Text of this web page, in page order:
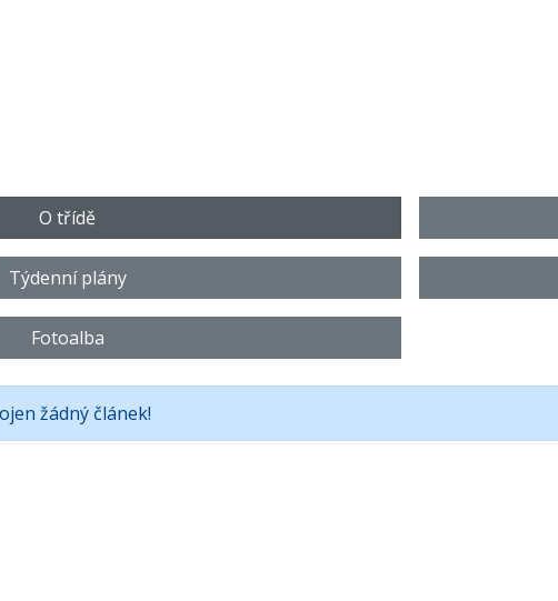
O třídě
Týdenní plány
Fotoalba
žádný článek!